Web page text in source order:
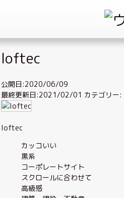
Skip
to
content
loftec
公開日:2020/06/09
最終更新日:2021/02/01 カテゴリー:
loftec
カッコいい
黒系
コーポレートサイト
スクロールに合わせて
高級感